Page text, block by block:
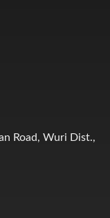
Road, Wuri Dist.,